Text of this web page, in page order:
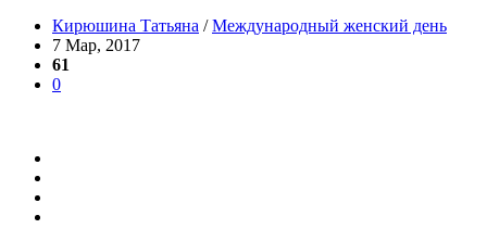
Кирюшина Татьяна /Международный женский день
7 Мар, 2017
61
0